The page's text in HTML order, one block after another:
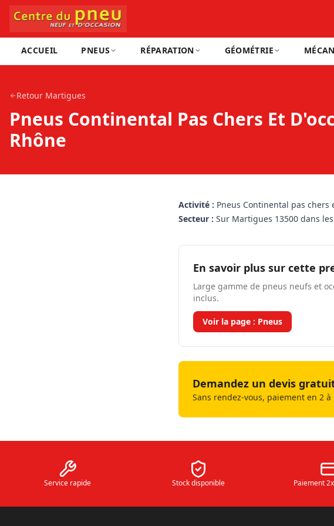
ACCUEIL PNEUS RÉPARATION GÉOMÉTRIE
Retour Martigues
Pneus Continental Pas Chers Et
Rhône
Activité : Pneus Continental pas chers
Secteur : Sur Martigues 13500 dans
En savoir plus sur cette
Large gamme de pneus neufs et
inclus.
Voir la page : Pneus
Demandez un devis
Sans rendez-vous, paiement en 2 à
Service rapide Stock disponible Paiement